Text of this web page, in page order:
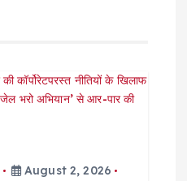
August 2, 2026